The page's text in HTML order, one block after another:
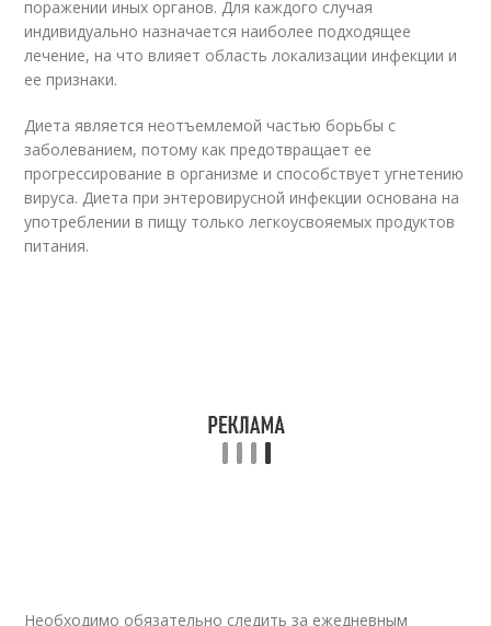
поражении иных органов. Для каждого случая
индивидуально назначается наиболее подходящее
лечение, на что влияет область локализации инфекции и
ее признаки.
Диета является неотъемлемой частью борьбы с
заболеванием, потому как предотвращает ее
прогрессирование в организме и способствует угнетению
вируса. Диета при энтеровирусной инфекции основана на
употреблении в пищу только легкоусвояемых продуктов
питания.
Необходимо обязательно следить за ежедневным